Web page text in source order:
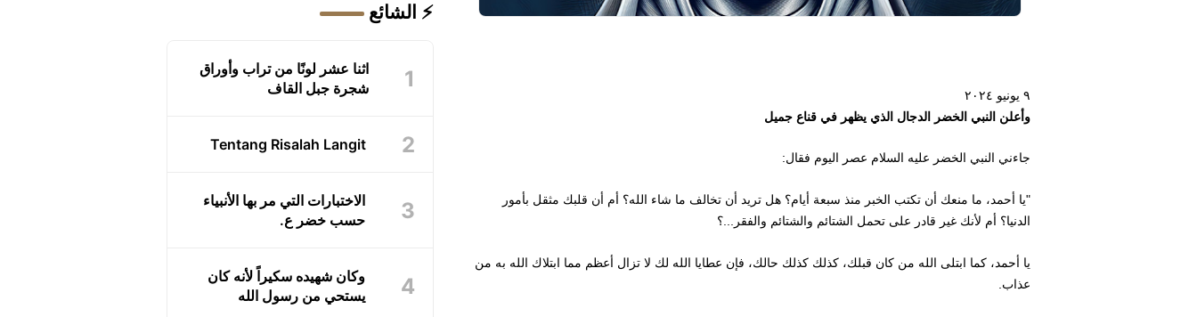
٩ يونيو ٢٠٢٤
وأعلن النبي الخضر الدجال الذي يظهر في قناع جميل
جاءني النبي الخضر عليه السلام عصر اليوم فقال:
"يا أحمد، ما منعك أن تكتب الخبر منذ سبعة أيام؟ هل تريد أن تخالف ما شاء الله؟ أم أن قلبك مثقل بأمور
الدنيا؟ أم لأنك غير قادر على تحمل الشتائم والشتائم والفقر...؟
يا أحمد، كما ابتلى الله من كان قبلك، كذلك كذلك حالك، فإن عطايا الله لك لا تزال أعظم مما ابتلاك الله به من
عذاب.
⚡ الشائع
اثنا عشر لونًا من تراب وأوراق
شجرة جبل القاف
Tentang Risalah Langit
الاختبارات التي مر بها الأنبياء
حسب خضر ع.
وكان شهيده سكيراً لأنه كان
يستحي من رسول الله